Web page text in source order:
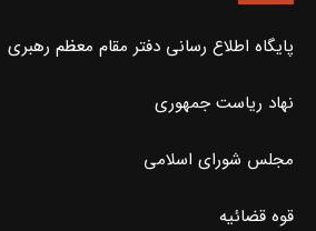
پایگاه اطلاع رسانی دفتر مقام معظم رهبری
نهاد ریاست جمهوری
مجلس شورای اسلامی
قوه قضائیه